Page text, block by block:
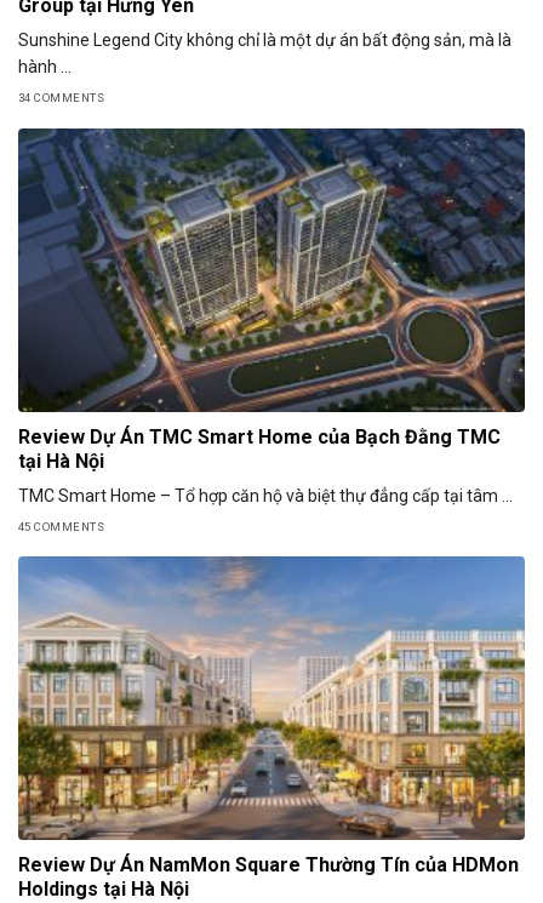
Group tại Hưng Yên
Sunshine Legend City không chỉ là một dự án bất động sản, mà là
hành ...
34 COMMENTS
Review Dự Án TMC Smart Home của Bạch Đằng TMC
tại Hà Nội
TMC Smart Home – Tổ hợp căn hộ và biệt thự đẳng cấp tại tâm ...
45 COMMENTS
Review Dự Án NamMon Square Thường Tín của HDMon
Holdings tại Hà Nội